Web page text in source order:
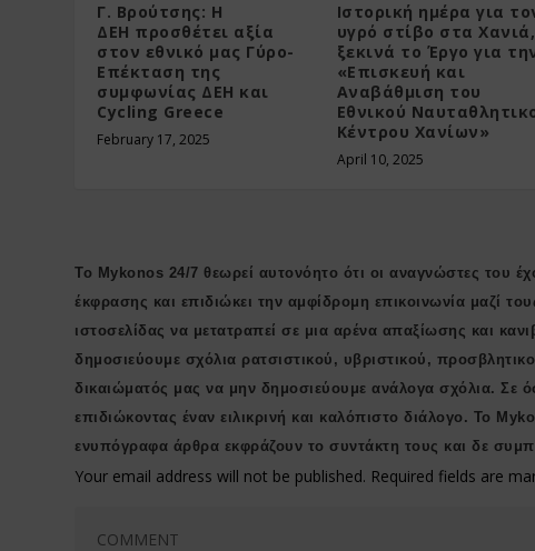
Γ. Βρούτσης: Η
ΔΕΗ προσθέτει αξία
στον εθνικό μας Γύρο-
Επέκταση της
συμφωνίας ΔΕΗ και
Cycling Greece
February 17, 2025
Ιστορική ημέρα για
υγρό στίβο στα Χανιά,
ξεκινά το Έργο για
«Επισκευή και
Αναβάθμιση του
Εθνικού
Κέντρου Χανίων»
April 10, 2025
Το Mykonos 24/7 θεωρεί αυτονόητο ότι οι αναγνώστες του
έκφρασης και επιδιώκει την αμφίδρομη επικοινωνία μαζί
ιστοσελίδας να μετατραπεί σε μια αρένα απαξίωσης και
δημοσιεύουμε σχόλια ρατσιστικού, υβριστικού,
δικαιώματός μας να μην δημοσιεύουμε ανάλογα σχόλια. Σε
επιδιώκοντας έναν ειλικρινή και καλόπιστο διάλογο. Το
ενυπόγραφα άρθρα εκφράζουν το συντάκτη τους και δε
Your email address will not be published. Required fields are